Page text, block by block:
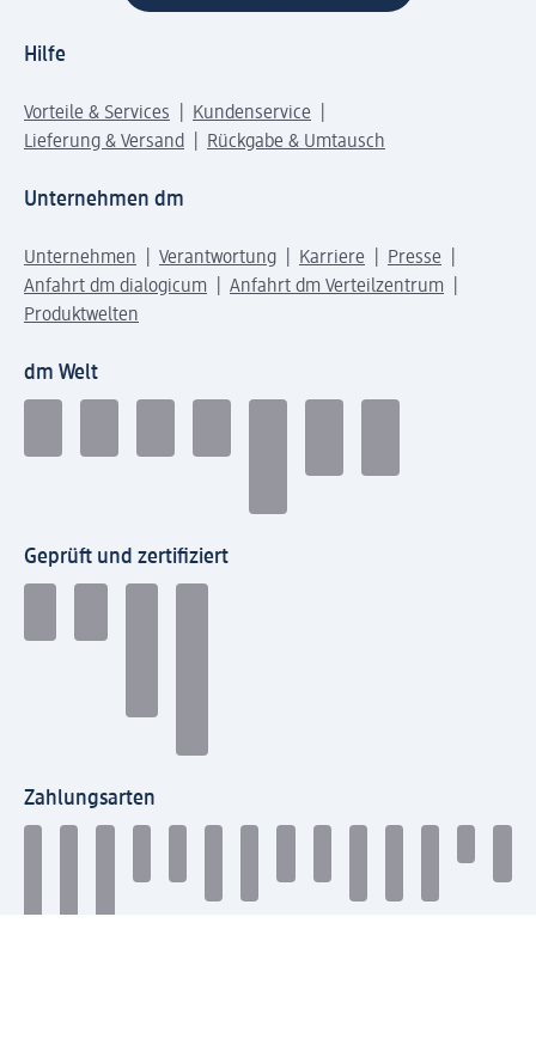
Hilfe
Vorteile & Services
Kundenservice
Lieferung & Versand
Rückgabe & Umtausch
Unternehmen dm
Unternehmen Verantwortung Karriere
Presse
Anfahrt dm dialogicum
Anfahrt dm Verteilzentrum
Produktwelten
dm Welt
Geprüft und zertifiziert
Zahlungsarten